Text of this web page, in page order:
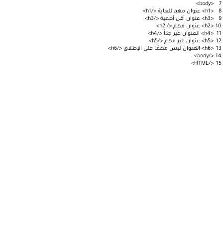
7
8
9
10
11
12
13
14
15
<
body
>
<
h1
> عنوان مهم للغاية <
/
h1
>
<
h3
> عنوان أقل أهمية <
/
h3
>
<
h2
> عنوان مهم <
/
h2
>
<
h4
> العنوان غير جداً <
/
h4
>
<
h5
> عنوان غير مهم <
/
h5
>
<
h6
> العنوان ليس مهمًا على الإطلاق <
/
h6
>
<
/
body
>
<
/
HTML
>